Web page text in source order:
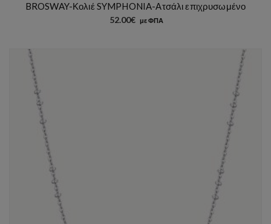
BROSWAY-Κολιέ SYMPHONIA-Ατσάλι επιχρυσωμένο
52.00€ με ΦΠΑ